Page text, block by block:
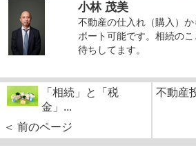
小林 茂美
不動産の仕入れ（購入）
ポート可能です。相続の
待ちしてます。
「相続」と「税
金」...
＜ 前のページ
不動産